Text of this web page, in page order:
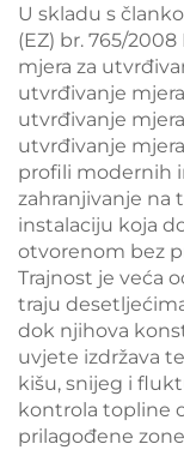
U skladu s
(EZ) br. 765/
mjera za
utvrđivanje
utvrđivanje
utvrđivanje
profili modernih
zahranjivanje na
instalaciju koja
otvorenom bez
Trajnost je veća
traju
dok njihova
uvjete izdržava
kišu, snijeg i
kontrola topline
prilagođene